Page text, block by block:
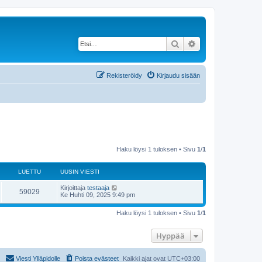
Etsi
Kirjaudu sisään
Rekisteröidy
Haku löysi 1 tuloksen • Sivu 1/1
LUETTU UUSIN VIESTI
59029 Kirjoittaja testaaja
Ke Huhti 09, 2025 9:49 pm
Haku löysi 1 tuloksen • Sivu 1/1
Hyppää
Kaikki ajat ovat UTC+03:00
Poista evästeet
Viesti Ylläpidolle